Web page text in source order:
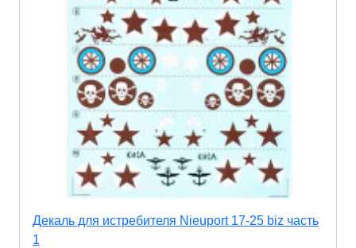
Декаль для истребителя Nieuport 17-25 biz часть
1